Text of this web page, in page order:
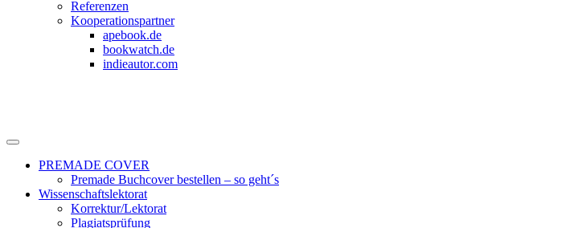
Referenzen
Kooperationspartner
apebook.de
bookwatch.de
indieautor.com
PREMADE COVER
Premade Buchcover bestellen – so geht´s
Wissenschaftslektorat
Korrektur/Lektorat
Plagiatsprüfung